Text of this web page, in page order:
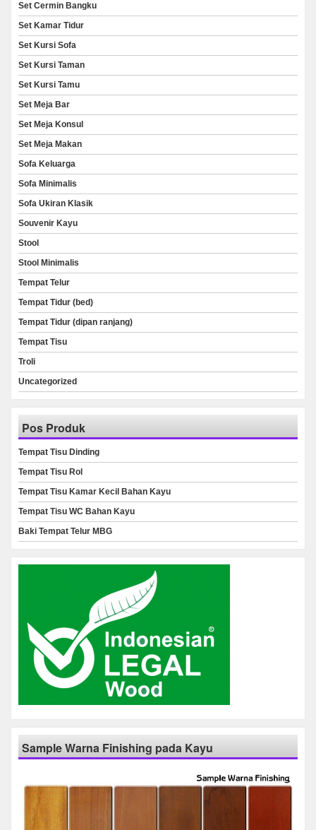
Set Cermin Bangku
Set Kamar Tidur
Set Kursi Sofa
Set Kursi Taman
Set Kursi Tamu
Set Meja Bar
Set Meja Konsul
Set Meja Makan
Sofa Keluarga
Sofa Minimalis
Sofa Ukiran Klasik
Souvenir Kayu
Stool
Stool Minimalis
Tempat Telur
Tempat Tidur (bed)
Tempat Tidur (dipan ranjang)
Tempat Tisu
Troli
Uncategorized
Pos Produk
Tempat Tisu Dinding
Tempat Tisu Rol
Tempat Tisu Kamar Kecil Bahan Kayu
Tempat Tisu WC Bahan Kayu
Baki Tempat Telur MBG
Sample Warna Finishing pada Kayu